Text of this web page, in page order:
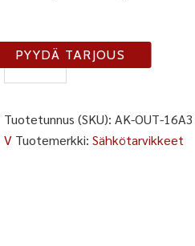
AK-
OUT-
määrä
PYYDÄ TARJOUS
Tuotetunnus (SKU): AK-OUT-16A3
V Tuotemerkki: Sähkötarvikkeet